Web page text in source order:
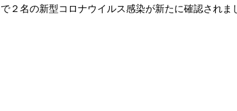
２名の新型コロナウイルス感染が新たに確認されま